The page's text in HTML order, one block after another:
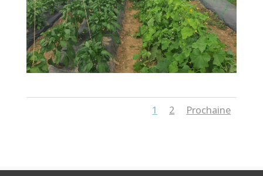
1 2 Prochaine